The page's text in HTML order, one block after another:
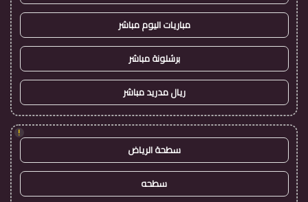
مباريات اليوم مباشر
برشلونة مباشر
ريال مدريد مباشر
!
سطحة الرياض
سطحه